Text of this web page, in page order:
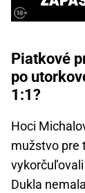
Piatkové
po
1:1?
Hoci
mužstvo pre
Dukla